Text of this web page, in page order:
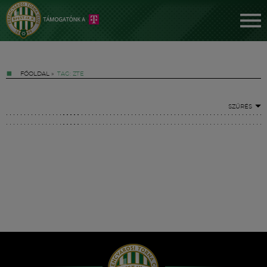
FŐOLDAL » TAG: ZTE
SZŰRÉS
Hírek